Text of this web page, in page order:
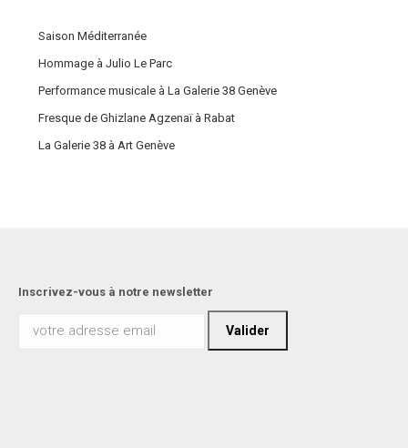
Saison Méditerranée
Hommage à Julio Le Parc
Performance musicale à La Galerie 38 Genève
Fresque de Ghizlane Agzenaï à Rabat
La Galerie 38 à Art Genève
Inscrivez-vous à notre newsletter